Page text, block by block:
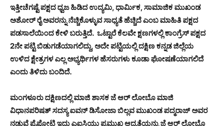
ಇತ್ತೀಚೆಗಷ್ಟೆ ಪಕ್ಷದ ಧ್ವಜ ಹಿಡಿದ ಉದ್ಯಮಿ, ಧಾರ್ಮಿಕ, ಸಾಮಾಜಿಕ ಮುಖಂಡ
ಅಶೋರ್ ರೈ ಅವರನ್ನು ನೆಚ್ಚಿಕೊಳ್ಳುವ ಸಾಧ್ಯತೆ ಹೆಚ್ಚಿದೆ ಎಂಬ ಮಾಹಿತಿ ಪಕ್ಷದ
ಪಡಸಾಲೆಯಿಂದ ಕೇಳಿ ಬರುತ್ತಿದೆ. ಒಟ್ಟಾರೆ ಕೆಲವೇ ಕ್ಷಣಗಳಲ್ಲಿ ಕಾಂಗ್ರೆಸ್ ಪಕ್ಷದ
2ನೇ ಪಟ್ಟಿ ಬಿಡುಗಡೆಯಾಗಲಿದ್ದು, ಅದೇ ಪಟ್ಟಿಯಲ್ಲಿ ದಕ್ಷಿಣ ಕನ್ನಡ ಜಿಲ್ಲೆಯ
ಉಳಿದ ಕ್ಷೇತ್ರಗಳ ಎಲ್ಲ ಅಭ್ಯರ್ಥಿಗಳ ಹೆಸರುಗಳು ಕೂಡಾ ಘೋಷಣೆಯಾಗಲಿದೆ
ಎಂದು ತಿಳಿದು ಬಂದಿದೆ.
ಮಂಗಳೂರು ದಕ್ಷಿಣದಲ್ಲಿ ಮಾಜಿ ಶಾಸಕ ಜೆ ಆರ್ ಲೋಬೊ ಮಾಜಿ
ವಿಧಾನಪರಿಷತ್ ಸದಸ್ಯ ಐವನ್ ಡಿಸೋಜಾ ಬಿಲ್ಲವ ಮುಖಂಡ ಪದ್ಮರಾಜ್ ಅವರ
ನಡುವೆ ಪೈಪೋಟಿ ಇದ್ದು ಎಐಸಿಯು ಪ್ರಮುಖ ಆದ್ಯತೆಯನ್ನು ಜೆ ಆರ್ ಲೋಬೊ